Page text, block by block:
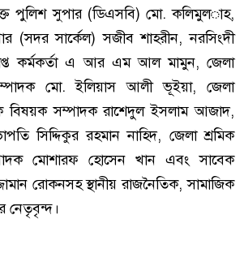
পুলিশ সুপার (ডিএসবি) মো. কলিমুল­াহ,
(সদর সার্কেল) সজীব শাহরীন, নরসিংদী
কর্মকর্তা এ আর এম আল মামুন, জেলা
মো. ইলিয়াস আলী ভূইয়া, জেলা
বিষয়ক সম্পাদক রাশেদুল ইসলাম আজাদ,
সিদ্দিকুর রহমান নাহিদ, জেলা শ্রমিক
মোশারফ হোসেন খান এবং সাবেক
রোকনসহ স্থানীয় রাজনৈতিক, সামাজিক
নেতৃবৃন্দ।